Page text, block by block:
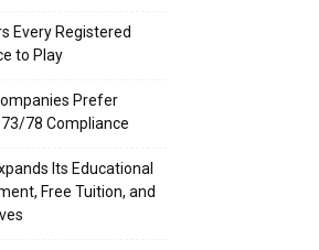
Every Registered
to Play
Prefer
78 Compliance
Its Educational
Free Tuition, and